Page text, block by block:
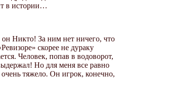
в истории…
Никто! За ним нет ничего, что
скорее не дураку
Человек, попав в водоворот,
Но для меня все равно
тяжело. Он игрок, конечно,